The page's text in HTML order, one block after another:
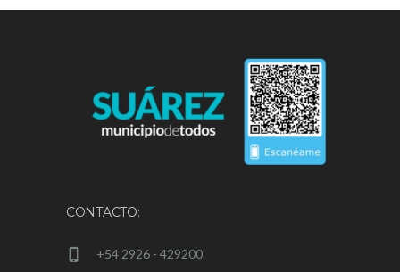
CONTACTO:
+54 2926 - 429200